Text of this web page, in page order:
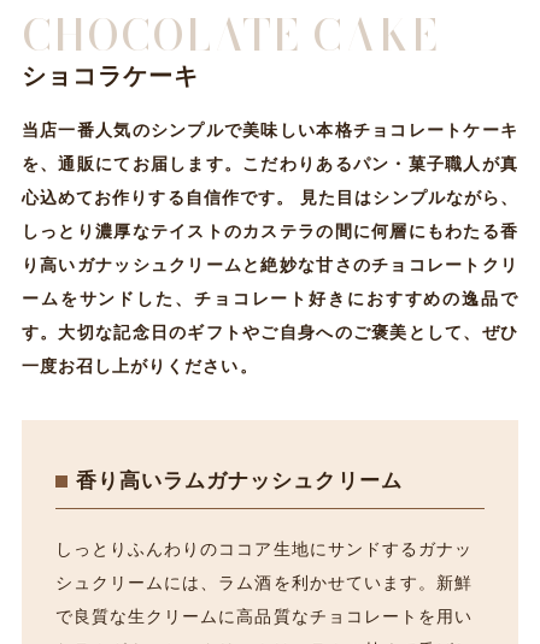
CHOCOLATE CAKE
ショコラケーキ
当店一番人気のシンプルで美味しい本格チョコレートケーキ
を、通販にてお届します。こだわりあるパン・菓子職人が真
心込めてお作りする自信作です。 見た目はシンプルながら、
しっとり濃厚なテイストのカステラの間に何層にもわたる香
り高いガナッシュクリームと絶妙な甘さのチョコレートクリ
ームをサンドした、チョコレート好きにおすすめの逸品で
す。大切な記念日のギフトやご自身へのご褒美として、ぜひ
一度お召し上がりください。
香り高いラムガナッシュクリーム
しっとりふんわりのココア生地にサンドするガナッ
シュクリームには、ラム酒を利かせています。新鮮
で良質な生クリームに高品質なチョコレートを用い